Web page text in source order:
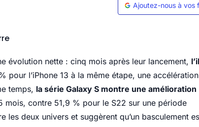
Ajoutez-nous à vos
évolution nette : cinq mois après leur lancement,
pour l’iPhone 13 à la même étape, une accélération
temps, la série Galaxy S montre une amélioration
contre 51,9 % pour le S22 sur une période
les deux univers et suggèrent qu’un basculement